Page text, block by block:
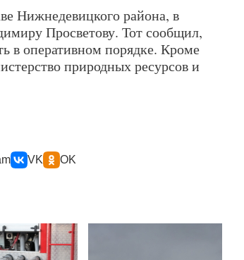
Нижнедевицкого района, в
Просветову. Тот сообщил,
в оперативном порядке. Кроме
природных ресурсов и
VK OK